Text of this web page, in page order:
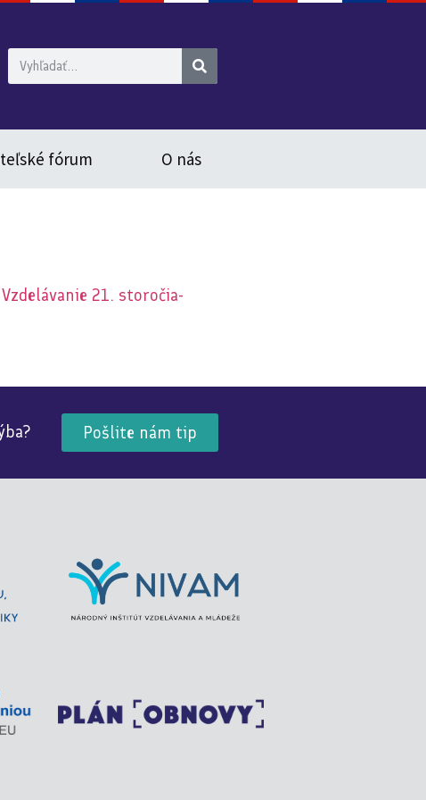
fórum O nás
21. storočia-
Pošlite nám tip